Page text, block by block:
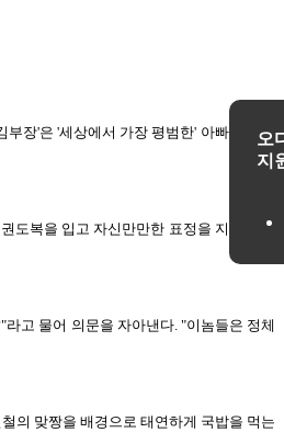
오
지
장'은 '세상에서 가장 평범한' 아빠가 하나
도복을 입고 자신만만한 표정을 지은 성한
고 물어 의문을 자아낸다. "이놈들은 정체
의 맞짱을 배경으로 태연하게 국밥을 먹는